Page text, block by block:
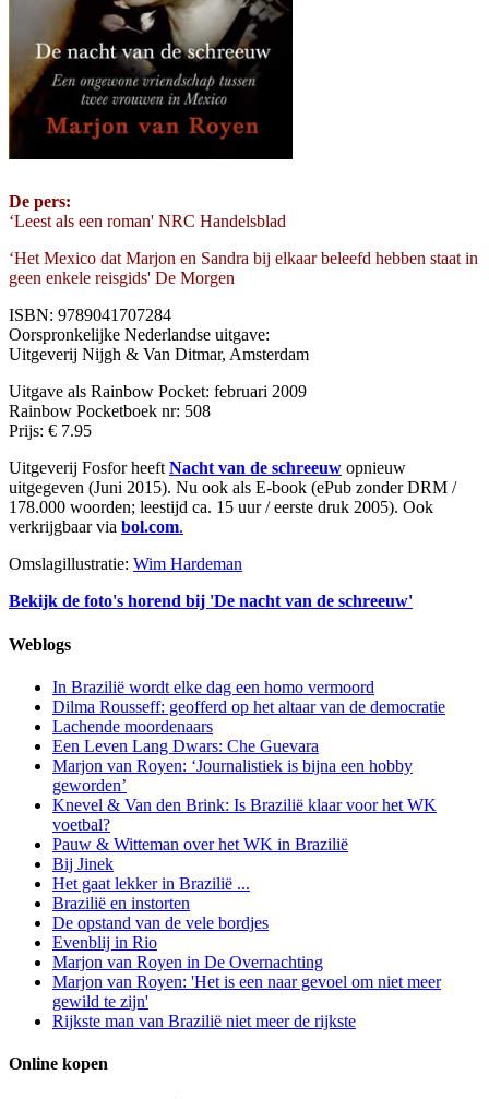
De pers:
‘Leest als een roman' NRC Handelsblad
‘Het Mexico dat Marjon en Sandra bij elkaar beleefd hebben staat in
geen enkele reisgids' De Morgen
ISBN: 9789041707284
Oorspronkelijke Nederlandse uitgave:
Uitgeverij Nijgh & Van Ditmar, Amsterdam
Uitgave als Rainbow Pocket: februari 2009
Rainbow Pocketboek nr: 508
Prijs: € 7.95
Uitgeverij Fosfor heeft Nacht van de schreeuw opnieuw
uitgegeven (Juni 2015). Nu ook als E-book (ePub zonder DRM /
178.000 woorden; leestijd ca. 15 uur / eerste druk 2005). Ook
verkrijgbaar via bol.com.
Omslagillustratie: Wim Hardeman
Bekijk de foto's horend bij 'De nacht van de schreeuw'
Weblogs
In Brazilië wordt elke dag een homo vermoord
Dilma Rousseff: geofferd op het altaar van de democratie
Lachende moordenaars
Een Leven Lang Dwars: Che Guevara
Marjon van Royen: ‘Journalistiek is bijna een hobby
geworden’
Knevel & Van den Brink: Is Brazilië klaar voor het WK
voetbal?
Pauw & Witteman over het WK in Brazilië
Bij Jinek
Het gaat lekker in Brazilië ...
Brazilië en instorten
De opstand van de vele bordjes
Evenblij in Rio
Marjon van Royen in De Overnachting
Marjon van Royen: 'Het is een naar gevoel om niet meer
gewild te zijn'
Rijkste man van Brazilië niet meer de rijkste
Online kopen